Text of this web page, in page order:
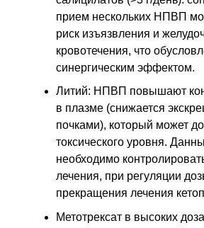
прием нескольких НПВП
риск изъязвления и
кровотечения, что
синергическим эффектом.
Литий: НПВП повышают
в плазме (снижается
почками), который может
токсического уровня.
необходимо
лечения, при регуляции
прекращения лечения
Метотрексат в высоких